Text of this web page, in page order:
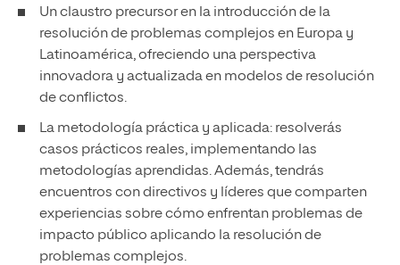
Un claustro precursor en la introducción de la
resolución de problemas complejos en Europa y
Latinoamérica, ofreciendo una perspectiva
innovadora y actualizada en modelos de resolución
de conflictos.
La metodología práctica y aplicada: resolverás
casos prácticos reales, implementando las
metodologías aprendidas. Además, tendrás
encuentros con directivos y líderes que comparten
experiencias sobre cómo enfrentan problemas de
impacto público aplicando la resolución de
problemas complejos.